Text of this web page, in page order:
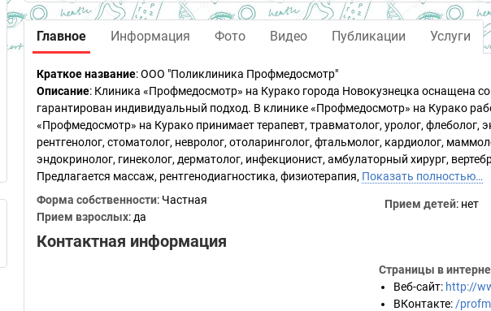
Главное Информация Фото Видео Публикации Услуги
Краткое название:ООО "Поликлиника Профмедосмотр"
Описание: Клиника «Профмедосмотр» на Курако города Новокузнецка оснащена
гарантирован индивидуальный подход. В клинике «Профмедосмотр» на Курако
«Профмедосмотр» на Курако принимает терапевт, травматолог, уролог, флеболог,
рентгенолог, стоматолог, невролог, отоларинголог, фтальмолог, кардиолог,
эндокринолог, гинеколог, дерматолог, инфекционист, амбулаторный хирург,
Предлагается массаж, рентгенодиагностика, физиотерапия, Показать полностью…
Форма собственности: Частная
Прием взрослых: да
Прием детей: нет
Контактная информация
Страницы в
Веб-сайт: http://
ВКонтакте: /